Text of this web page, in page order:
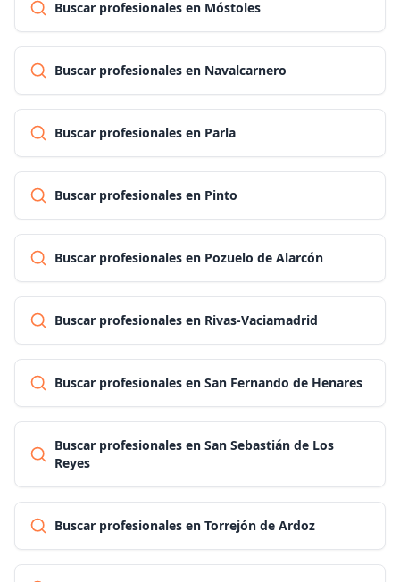
Buscar profesionales en Móstoles
Buscar profesionales en Navalcarnero
Buscar profesionales en Parla
Buscar profesionales en Pinto
Buscar profesionales en Pozuelo de Alarcón
Buscar profesionales en Rivas-Vaciamadrid
Buscar profesionales en San Fernando de Henares
Buscar profesionales en San Sebastián de Los
Reyes
Buscar profesionales en Torrejón de Ardoz